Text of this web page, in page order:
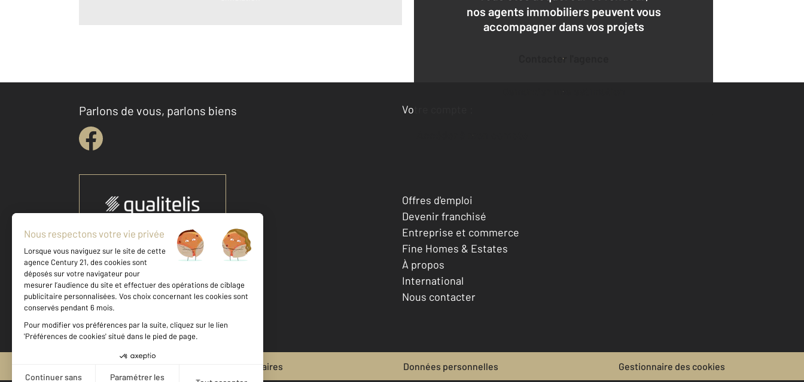
nos agents immobiliers peuvent vous
accompagner dans vos projets
Contacter l'agence
Demander une estimation
Parlons de vous, parlons biens
Votre compte :
Accéder à mon compte
Votre agence est notée
Achat
Vente
9,3/10
Location
9,6/10
Offres d'emploi
Devenir franchisé
Entreprise et commerce
Fine Homes & Estates
À propos
International
Nous contacter
Mentions légales & CGU et Barèmes d'honoraires Données personnelles Gestionnaire des cookies